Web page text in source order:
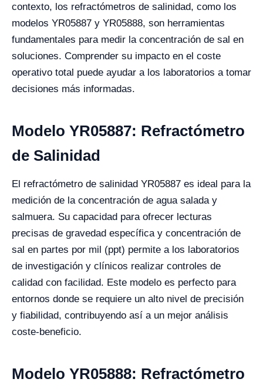
contexto, los refractómetros de salinidad, como los
modelos YR05887 y YR05888, son herramientas
fundamentales para medir la concentración de sal en
soluciones. Comprender su impacto en el coste
operativo total puede ayudar a los laboratorios a tomar
decisiones más informadas.
Modelo YR05887: Refractómetro
de Salinidad
El refractómetro de salinidad YR05887 es ideal para la
medición de la concentración de agua salada y
salmuera. Su capacidad para ofrecer lecturas
precisas de gravedad específica y concentración de
sal en partes por mil (ppt) permite a los laboratorios
de investigación y clínicos realizar controles de
calidad con facilidad. Este modelo es perfecto para
entornos donde se requiere un alto nivel de precisión
y fiabilidad, contribuyendo así a un mejor análisis
coste-beneficio.
Modelo YR05888: Refractómetro